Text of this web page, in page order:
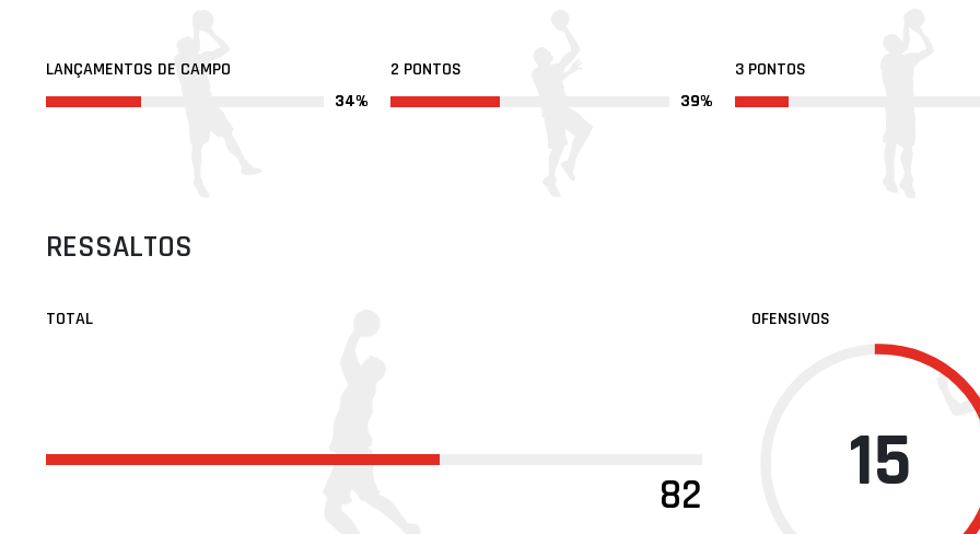
LANÇAMENTOS DE CAMPO
34%
2 PONTOS
39%
3 PONTOS
RESSALTOS
TOTAL
82
OFENSIVOS
15